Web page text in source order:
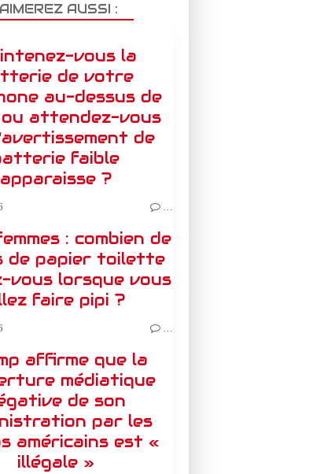
AUSSI :
vous la
de votre
au-dessus de
attendez-vous
de
faible
apparaisse ?
…
: combien de
de papier toilette
vous lorsque vous
faire pipi ?
…
affirme que la
médiatique
de son
par les
américains est «
illégale »